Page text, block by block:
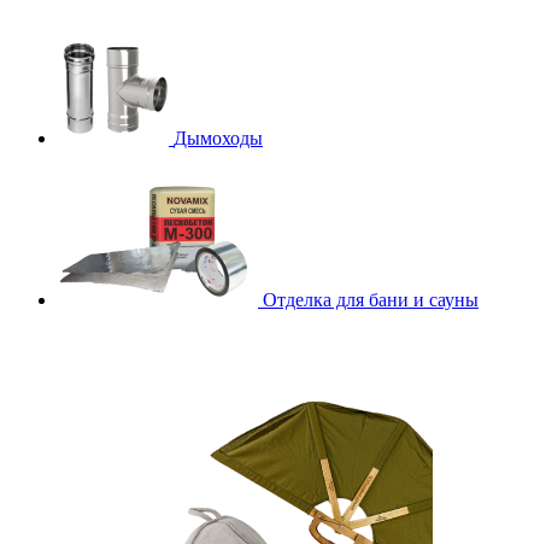
Дымоходы
Отделка для бани и сауны